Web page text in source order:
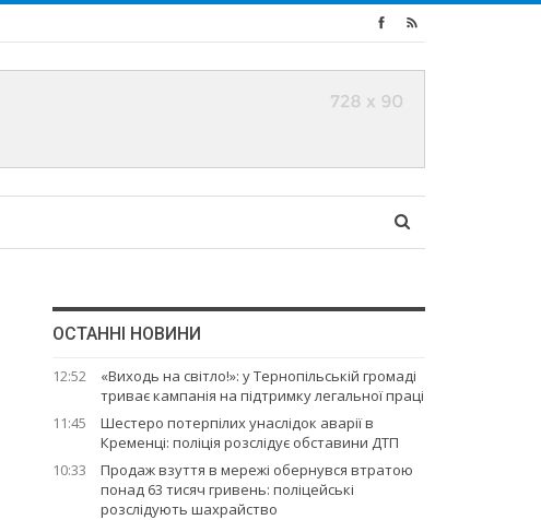
ОСТАННІ НОВИНИ
12:52
«Виходь на світло!»: у Тернопільській громаді
триває кампанія на підтримку легальної праці
11:45
Шестеро потерпілих унаслідок аварії в
Кременці: поліція розслідує обставини ДТП
10:33
Продаж взуття в мережі обернувся втратою
понад 63 тисяч гривень: поліцейські
розслідують шахрайство